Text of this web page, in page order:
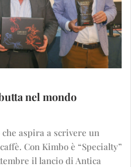
nel mondo
aspira a scrivere un
Con Kimbo è “Specialty”
il lancio di Antica